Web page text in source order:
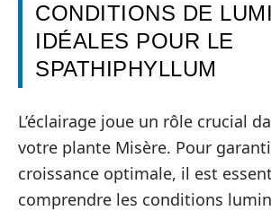
CONDITIONS DE
IDÉALES POUR LE
SPATHIPHYLLUM
L’éclairage joue un rôle crucial
votre plante Misère. Pour
croissance optimale, il est
comprendre les conditions